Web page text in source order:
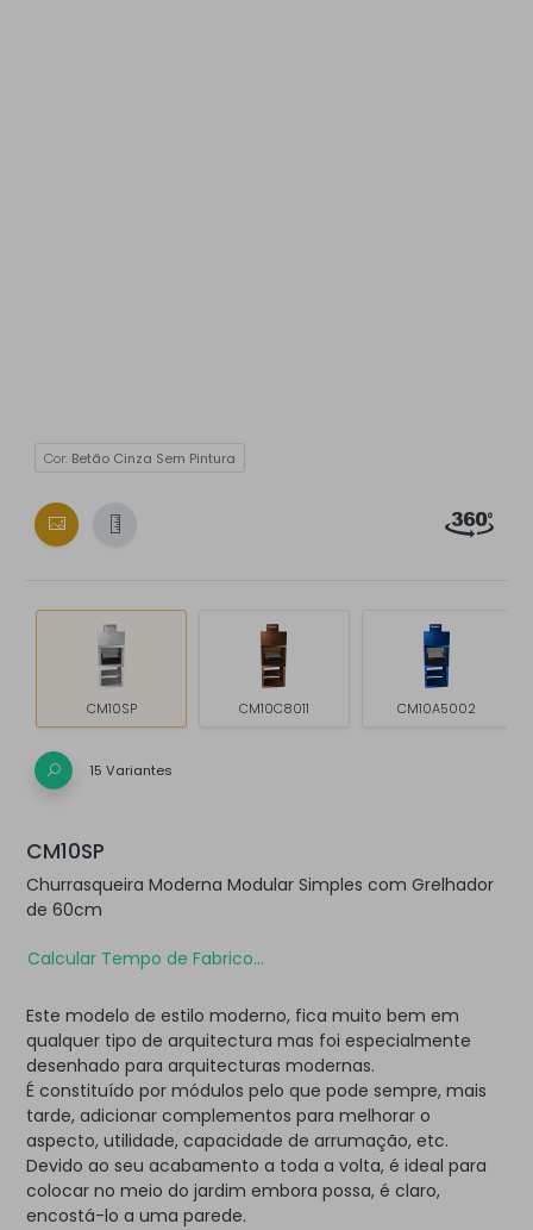
Cor: Betão Cinza Sem Pintura
CM10SP CM10C8011 CM10A5002
15 Variantes
CM10SP
Churrasqueira Moderna Modular Simples com Grelhador
de 60cm
Calcular Tempo de Fabrico...
Este modelo de estilo moderno, fica muito bem em
qualquer tipo de arquitectura mas foi especialmente
desenhado para arquitecturas modernas.
É constituído por módulos pelo que pode sempre, mais
tarde, adicionar complementos para melhorar o
aspecto, utilidade, capacidade de arrumação, etc.
Devido ao seu acabamento a toda a volta, é ideal para
colocar no meio do jardim embora possa, é claro,
encostá-lo a uma parede.